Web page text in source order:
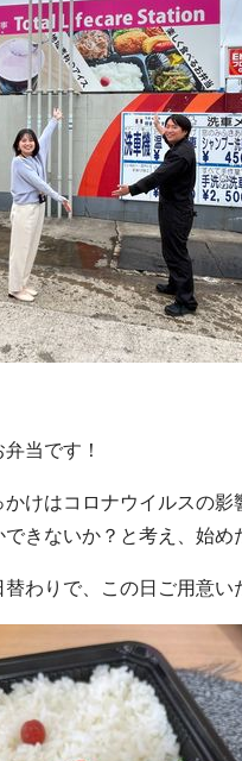
当です！
かけはコロナウイルスの
きないか？と考え、始め
替わりで、この日ご用意い